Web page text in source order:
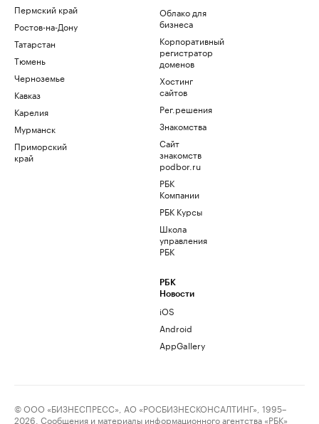
Пермский край
Ростов-на-Дону
Татарстан
Тюмень
Черноземье
Кавказ
Карелия
Мурманск
Приморский
край
Облако для
бизнеса
Корпоративный
регистратор
доменов
Хостинг
сайтов
Рег.решения
Знакомства
Сайт
знакомств
podbor.ru
РБК
Компании
РБК Курсы
Школа
управления
РБК
РБК
Новости
iOS
Android
AppGallery
© ООО «БИЗНЕСПРЕСС», АО «РОСБИЗНЕСКОНСАЛТИНГ», 1995–
2026. Сообщения и материалы информационного агентства «РБК»